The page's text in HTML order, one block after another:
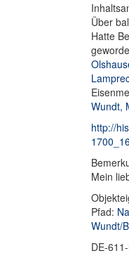
Über
Hatte
Wundt,
http://
Mein
Pfad:
Wundt/
DE-